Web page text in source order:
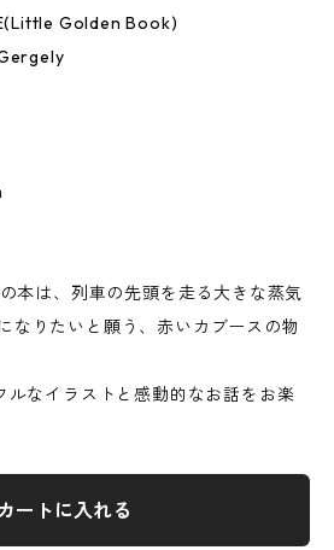
Golden Book)
本は、列車の先頭を走る大きな蒸気
なりたいと願う、赤いカブースの物
なイラストと感動的なお話をお楽
ートに入れる